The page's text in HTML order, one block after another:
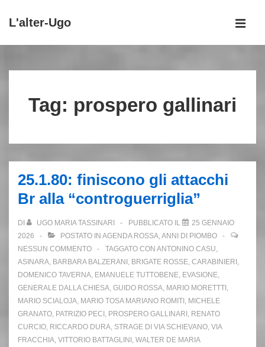
Vai
principale
L'alter-Ugo
principale
Tag: prospero gallinari
25.1.80: finiscono gli attacchi
Br alla “controguerriglia”
DI UGO MARIA TASSINARI PUBBLICATO IL
25 GENNAIO
2026
POSTATO IN AGENDA ROSSA,ANNI DI PIOMBO
NESSUN COMMENTO
TAGGATO CON ANTONINO CASU,
ASINARA, BARBARA BALZERANI , BRIGATE ROSSE, CARABINIERI ,
DOMENICO TAVERNA, EMANUELE TUTTOBENE, EVASIONE,
GENERALE DALLA CHIESA, GUIDO ROSSA, MARIO MORETTTI ,
MARIO SCIALOJA, MARIO TOSA MARIANO ROMITI , MICHELE
GRANATO, PATRIZIO PECI , PROSPERO GALLINARI , RENATO
CURCIO, RICCARDO DURA, STRAGE DI VIA SCHIEVANO, VIA
FRACCHIA, VITTORIO BATTAGLINI , WALTER DE MARIA